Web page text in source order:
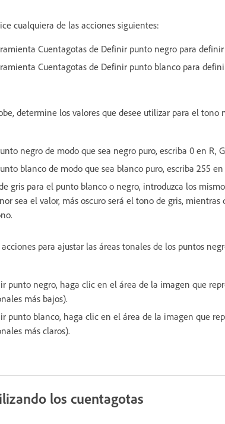
cualquiera de las acciones siguientes:
Cuentagotas de Definir punto negro para
Cuentagotas de Definir punto blanco para
determine los valores que desee utilizar para el tono
negro de modo que sea negro puro, escriba 0 en R,
blanco de modo que sea blanco puro, escriba 255 en
gris para el punto blanco o negro, introduzca los
sea el valor, más oscuro será el tono de gris,
para ajustar las áreas tonales de los puntos
punto negro, haga clic en el área de la imagen que
más bajos).
punto blanco, haga clic en el área de la imagen que
más claros).
los cuentagotas